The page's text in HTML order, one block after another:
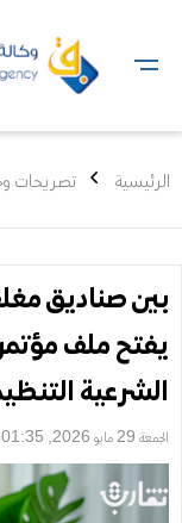
الرئيسية تصريحات
بين صناديق
يفتح ملف
الشرعية
الجمعة 29 مايو 2026, 01:35 ص